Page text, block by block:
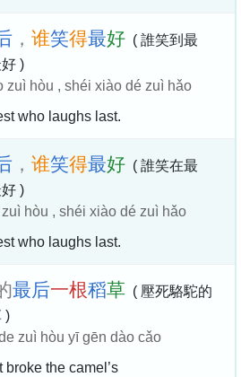
， 谁笑得最好 ( 誰笑到最
)
zuì hòu , shéi xiào dé zuì hǎo
who laughs last.
， 谁笑得最好 ( 誰笑在最
)
hòu , shéi xiào dé zuì hǎo
who laughs last.
最后一根稻草 ( 壓死駱駝的
)
zuì hòu yī gēn dào cǎo
broke the camel’s